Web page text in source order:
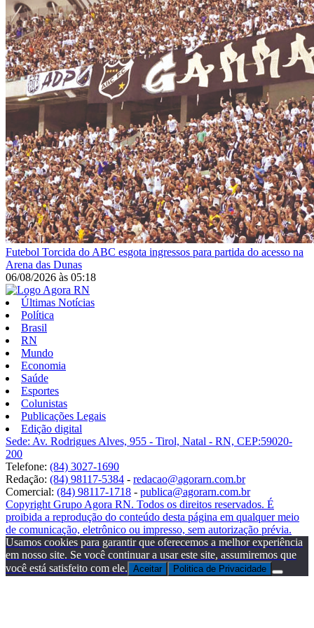
Futebol Torcida do ABC esgota ingressos para partida do acesso na
Arena das Dunas
06/08/2026 às 05:18
Últimas Notícias
Política
Brasil
RN
Mundo
Economia
Saúde
Esportes
Colunistas
Publicações Legais
Edição digital
Sede: Av. Rodrigues Alves, 955 - Tirol, Natal - RN, CEP:59020-
200
Telefone: (84) 3027-1690
Redação: (84) 98117-5384 - redacao@agorarn.com.br
Comercial: (84) 98117-1718 - publica@agorarn.com.br
Copyright Grupo Agora RN. Todos os direitos reservados. É
proibida a reprodução do conteúdo desta página em qualquer meio
de comunicação, eletrônico ou impresso, sem autorização prévia.
Usamos cookies para garantir que oferecemos a melhor experiência
em nosso site. Se você continuar a usar este site, assumiremos que
você está satisfeito com ele. Aceitar Politica de Privacidade